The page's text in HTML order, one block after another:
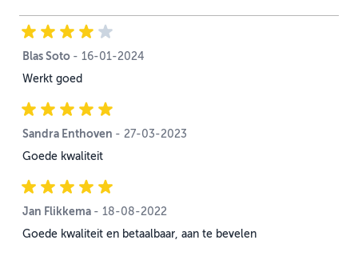
Blas Soto - 16 januari 2024
16-01-2024
Werkt goed
Sandra Enthoven - 27 maart 2023
27-03-2023
Goede kwaliteit
Jan Flikkema - 18 augustus 2022
18-08-2022
Goede kwaliteit en betaalbaar, aan te bevelen